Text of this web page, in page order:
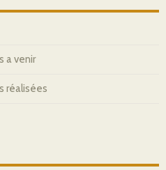
a venir
réalisées